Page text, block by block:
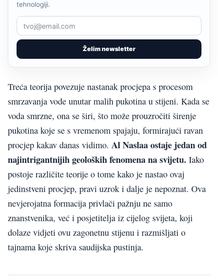
Želim newsletter
tehnologiji.
Treća teorija povezuje nastanak procjepa s procesom
smrzavanja vode unutar malih pukotina u stijeni. Kada se
voda smrzne, ona se širi, što može prouzročiti širenje
pukotina koje se s vremenom spajaju, formirajući ravan
procjep kakav danas vidimo. Al Naslaa ostaje jedan od
najintrigantnijih geoloških fenomena na svijetu. Iako
postoje različite teorije o tome kako je nastao ovaj
jedinstveni procjep, pravi uzrok i dalje je nepoznat. Ova
nevjerojatna formacija privlači pažnju ne samo
znanstvenika, već i posjetitelja iz cijelog svijeta, koji
dolaze vidjeti ovu zagonetnu stijenu i razmišljati o
tajnama koje skriva saudijska pustinja.